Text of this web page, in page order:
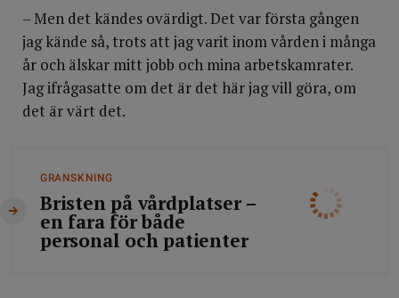
– Men det kändes ovärdigt. Det var första gången
jag kände så, trots att jag varit inom vården i många
år och älskar mitt jobb och mina arbetskamrater.
Jag ifrågasatte om det är det här jag vill göra, om
det är värt det.
GRANSKNING
Bristen på vårdplatser –
en fara för både
personal och patienter